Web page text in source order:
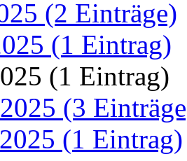
(2 Einträge)
(1 Eintrag)
(1 Eintrag)
(3
(1 Eintrag)